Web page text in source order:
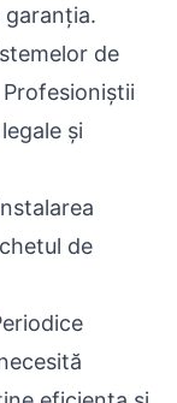
de
și
de